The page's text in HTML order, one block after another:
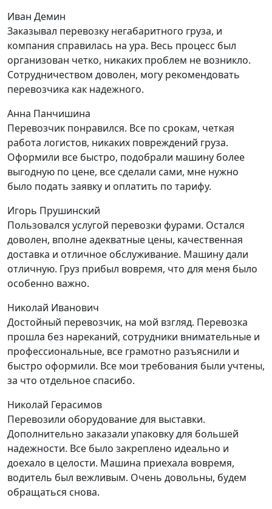
Иван Демин
Заказывал перевозку негабаритного груза, и
компания справилась на ура. Весь процесс был
организован четко, никаких проблем не возникло.
Сотрудничеством доволен, могу рекомендовать
перевозчика как надежного.
Анна Панчишина
Перевозчик понравился. Все по срокам, четкая
работа логистов, никаких повреждений груза.
Оформили все быстро, подобрали машину более
выгодную по цене, все сделали сами, мне нужно
было подать заявку и оплатить по тарифу.
Игорь Прушинский
Пользовался услугой перевозки фурами. Остался
доволен, вполне адекватные цены, качественная
доставка и отличное обслуживание. Машину дали
отличную. Груз прибыл вовремя, что для меня было
особенно важно.
Николай Иванович
Достойный перевозчик, на мой взгляд. Перевозка
прошла без нареканий, сотрудники внимательные и
профессиональные, все грамотно разъяснили и
быстро оформили. Все мои требования были учтены,
за что отдельное спасибо.
Николай Герасимов
Перевозили оборудование для выставки.
Дополнительно заказали упаковку для большей
надежности. Все было закреплено идеально и
доехало в целости. Машина приехала вовремя,
водитель был вежливым. Очень довольны, будем
обращаться снова.